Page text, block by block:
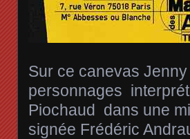
Sur ce canevas
personnages
Piochaud dans une
signée Frédéric